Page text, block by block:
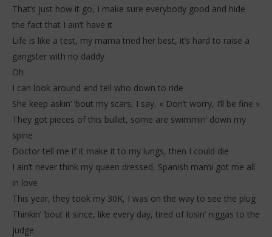
That’s just how it go, I make sure everybody good and hide
the fact that I ain’t have it
Life is like a test, my mama tried her best, it’s hard to raise a
gangster with no daddy
Oh
I can look around and tell who down to ride
She keep askin’ ’bout my scars, I say, « Don’t worry, I’ll be fine »
They got pieces of this bullet, some are swimmin’ down my
spine
Doctor tell me if it make it to my lungs, then I could die
I ain’t never think my queen dressed, Spanish mami got me all
in love
This year, they took my 30K, I was on the way to see the plug
Thinkin’ ’bout it since, like every day, tired of losin’ niggas to the
judge